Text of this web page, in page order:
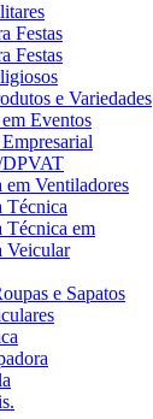
Festas
Festas
e Variedades
Eventos
DPVAT
em Ventiladores
Técnica
Técnica em
Veicular
e Sapatos